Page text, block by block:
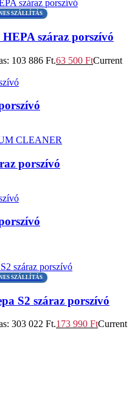
SZÁLLÍTÁS
száraz porszívó
103 886 Ft.63 500 FtCurrent
porszívó
SZÁLLÍTÁS
S2 száraz porszívó
303 022 Ft.173 990 FtCurrent